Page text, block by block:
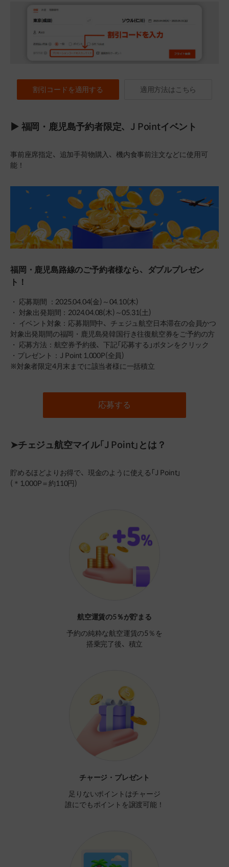
割引コードを適用する 適用方法はこちら
▶ 福岡・鹿児島予約者限定、J Pointイベント
事前座席指定、追加手荷物購入、機内食事前注文などに使用可
能！
福岡・鹿児島路線のご予約者様なら、ダブルプレゼン
ト！
・ 応募期間 ：2025.04.04(金)～04.10(木)
・ 対象出発期間：2024.04.08(木)～05.31(土)
・ イベント対象：応募期間中、チェジュ航空日本滞在の会員かつ
対象出発期間の福岡・鹿児島発韓国行き往復航空券をご予約の方
・ 応募方法：航空券予約後、下記「応募する」ボタンをクリック
・プレゼント：J Point 1,000P(全員)
※対象者限定4月末までに該当者様に一括積立
応募する
➤チェジュ航空マイル「J Point」とは？
貯めるほどよりお得で、現金のように使える「J Point」
(＊1,000P＝約110円)
航空運賃の5％が貯まる
予約の純粋な航空運賃の5％を
搭乗完了後、積立
チャージ・プレゼント
足りないポイントはチャージ
誰にでもポイントを譲渡可能！